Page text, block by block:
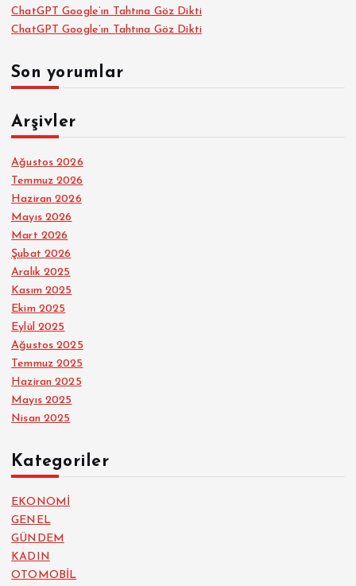
ChatGPT Google’ın Tahtına Göz Dikti
ChatGPT Google’ın Tahtına Göz Dikti
Son yorumlar
Arşivler
Ağustos 2026
Temmuz 2026
Haziran 2026
Mayıs 2026
Mart 2026
Şubat 2026
Aralık 2025
Kasım 2025
Ekim 2025
Eylül 2025
Ağustos 2025
Temmuz 2025
Haziran 2025
Mayıs 2025
Nisan 2025
Kategoriler
EKONOMİ
GENEL
GÜNDEM
KADIN
OTOMOBİL